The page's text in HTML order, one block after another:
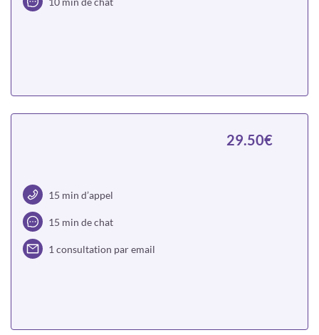
15 min d’appel
15 min de chat
1 consultation par email
29.50€